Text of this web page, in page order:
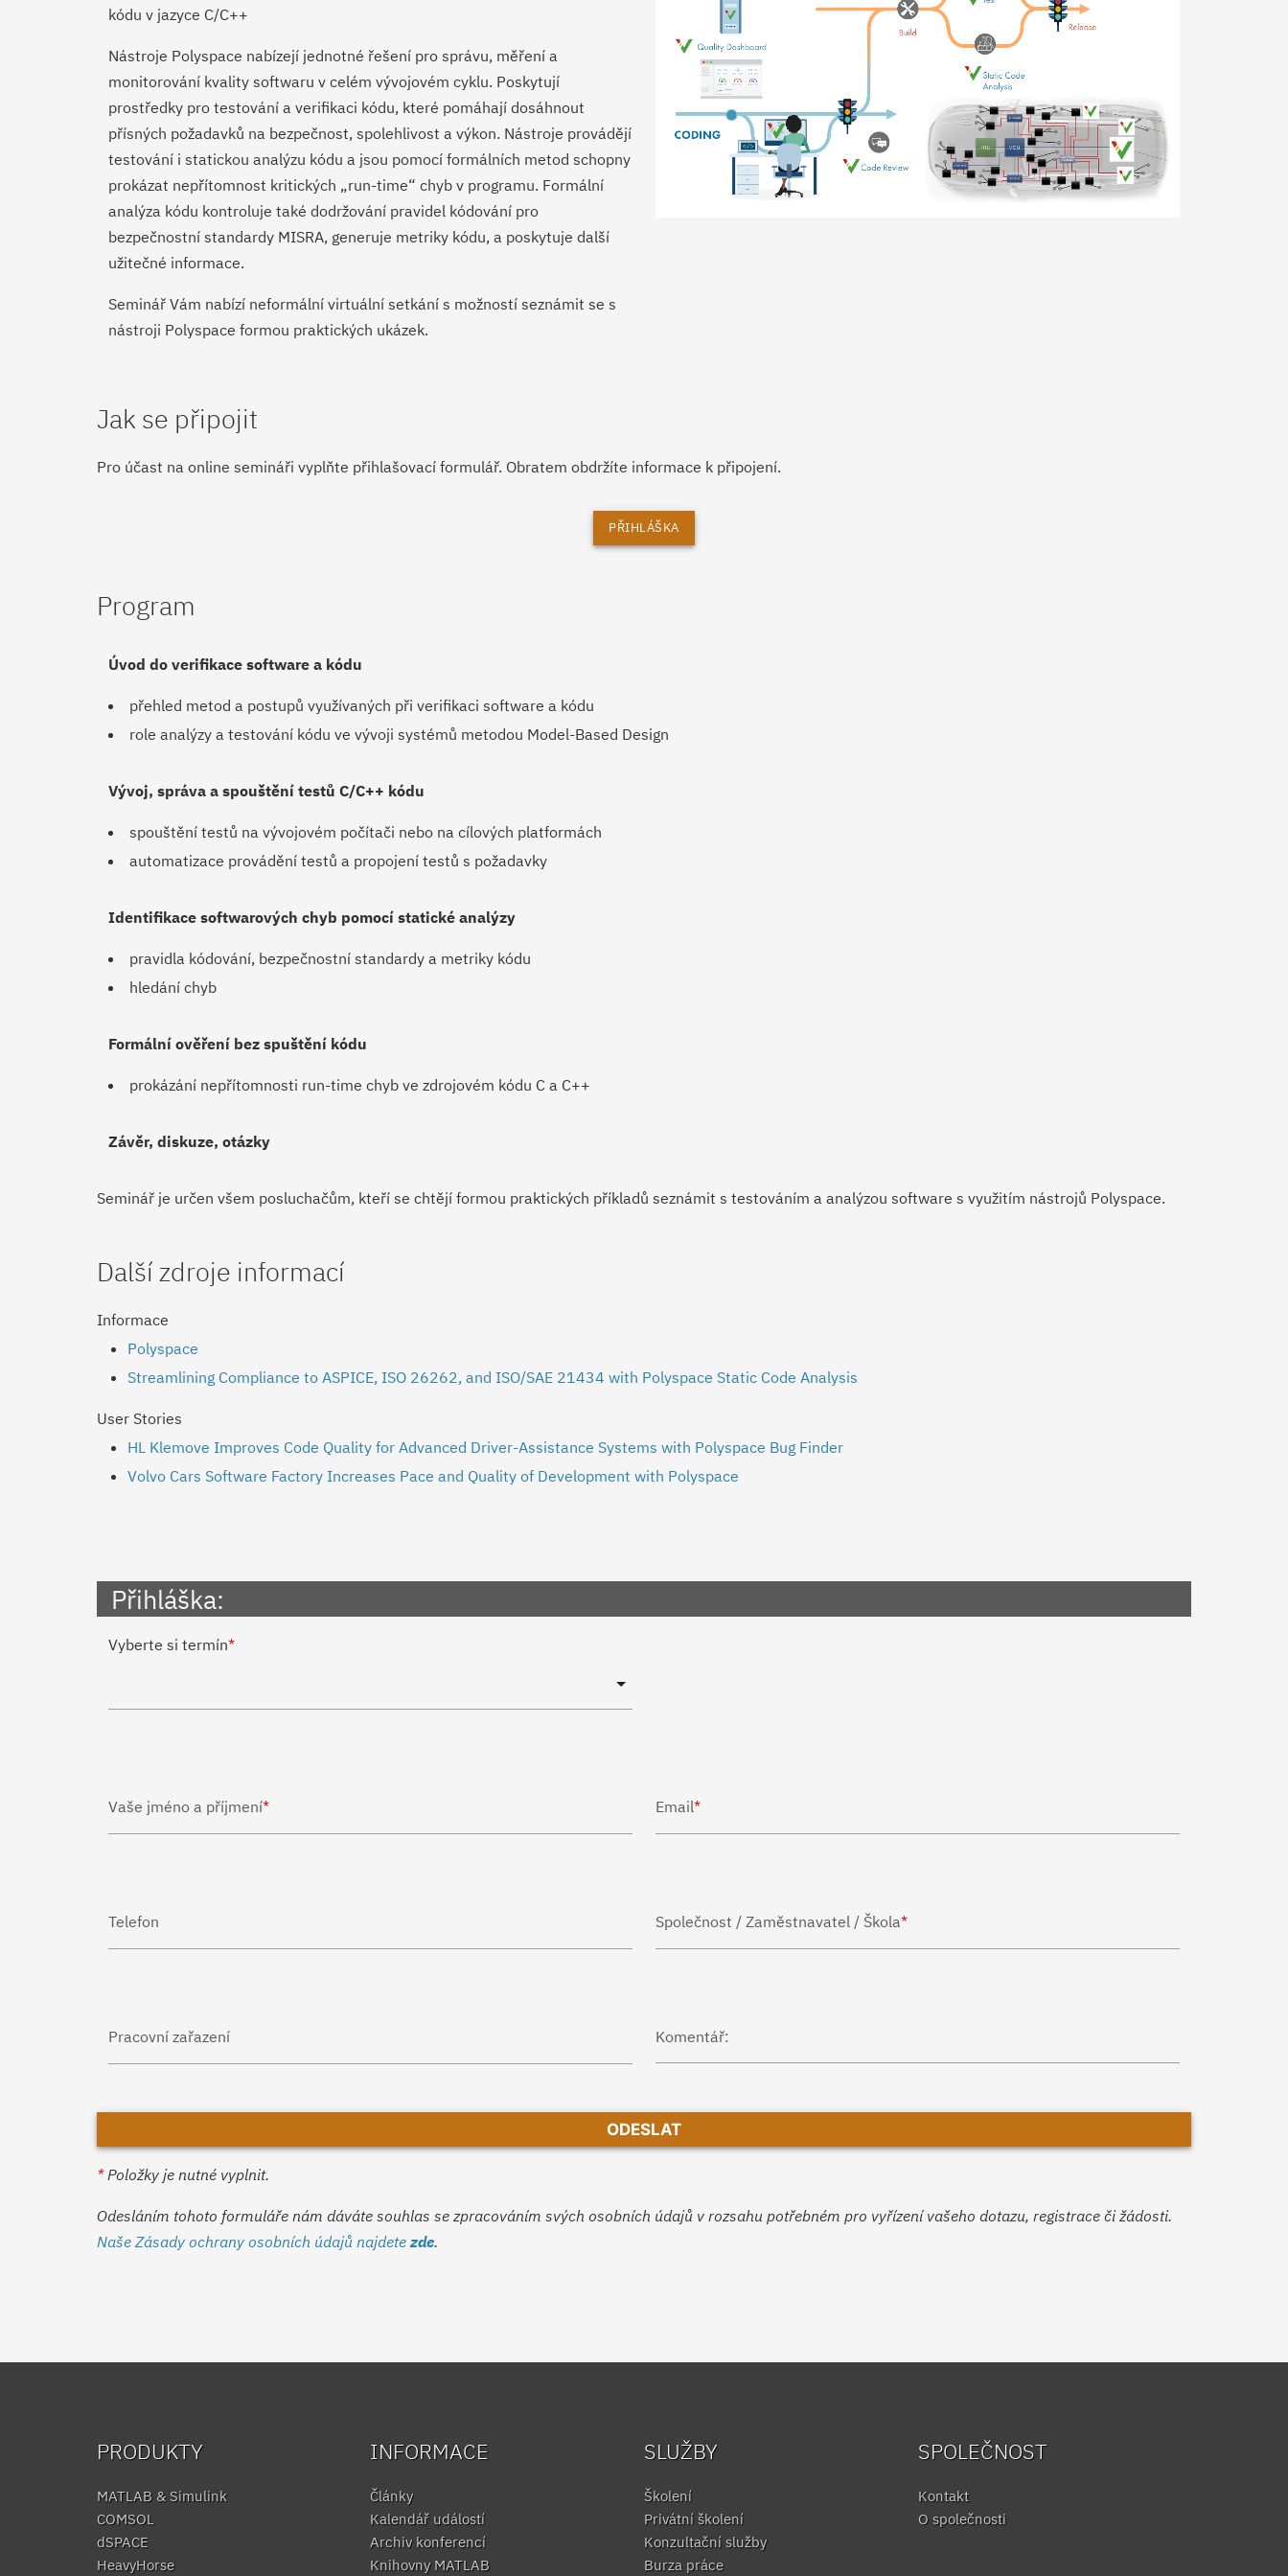
kódu v jazyce C/C++
Nástroje Polyspace nabízejí jednotné řešení pro správu, měření a
monitorování kvality softwaru v celém vývojovém cyklu. Poskytují
prostředky pro testování a verifikaci kódu, které pomáhají dosáhnout
přísných požadavků na bezpečnost, spolehlivost a výkon. Nástroje provádějí
testování i statickou analýzu kódu a jsou pomocí formálních metod schopny
prokázat nepřítomnost kritických „run-time“ chyb v programu. Formální
analýza kódu kontroluje také dodržování pravidel kódování pro
bezpečnostní standardy MISRA, generuje metriky kódu, a poskytuje další
užitečné informace.
Seminář Vám nabízí neformální virtuální setkání s možností seznámit se s
nástroji Polyspace formou praktických ukázek.
Jak se připojit
Pro účast na online semináři vyplňte přihlašovací formulář. Obratem obdržíte informace k připojení.
PŘIHLÁŠKA
Program
Úvod do verifikace software a kódu
přehled metod a postupů využívaných při verifikaci software a kódu
role analýzy a testování kódu ve vývoji systémů metodou Model-Based Design
Vývoj, správa a spouštění testů C/C++ kódu
spouštění testů na vývojovém počítači nebo na cílových platformách
automatizace provádění testů a propojení testů s požadavky
Identifikace softwarových chyb pomocí statické analýzy
pravidla kódování, bezpečnostní standardy a metriky kódu
hledání chyb
Formální ověření bez spuštění kódu
prokázání nepřítomnosti run-time chyb ve zdrojovém kódu C a C++
Závěr, diskuze, otázky
Seminář je určen všem posluchačům, kteří se chtějí formou praktických příkladů seznámit s testováním a analýzou software s využitím nástrojů Polyspace.
Další zdroje informací
Informace
Polyspace
Streamlining Compliance to ASPICE, ISO 26262, and ISO/SAE 21434 with Polyspace Static Code Analysis
User Stories
HL Klemove Improves Code Quality for Advanced Driver-Assistance Systems with Polyspace Bug Finder
Volvo Cars Software Factory Increases Pace and Quality of Development with Polyspace
Přihláška:
Vyberte si termín*
Vaše jméno a příjmení* Email*
Telefon Společnost / Zaměstnavatel / Škola*
Pracovní zařazení Komentář:
*Položky je nutné vyplnit.
Odesláním tohoto formuláře nám dáváte souhlas se zpracováním svých osobních údajů v rozsahu potřebném pro vyřízení vašeho dotazu, registrace či žádosti.
Naše Zásady ochrany osobních údajů najdete zde.
PRODUKTY
MATLAB & Simulink
COMSOL
dSPACE
HeavyHorse
INFORMACE
Články
Kalendář událostí
Archiv konferencí
Knihovny MATLAB
SLUŽBY
Školení
Privátní školení
Konzultační služby
Burza práce
SPOLEČNOST
Kontakt
O společnosti